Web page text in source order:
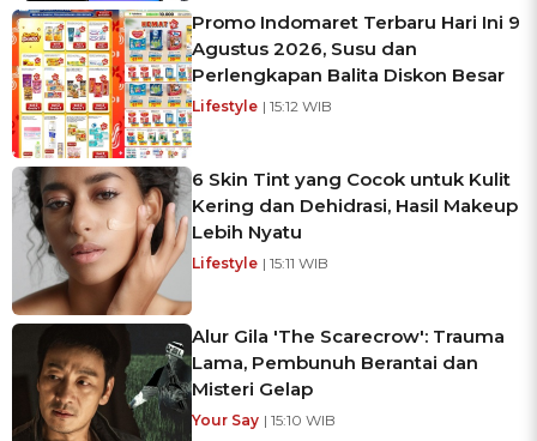
Promo Indomaret Terbaru Hari Ini 9
Agustus 2026, Susu dan
Perlengkapan Balita Diskon Besar
Lifestyle | 15:12 WIB
6 Skin Tint yang Cocok untuk Kulit
Kering dan Dehidrasi, Hasil Makeup
Lebih Nyatu
Lifestyle | 15:11 WIB
Alur Gila 'The Scarecrow': Trauma
Lama, Pembunuh Berantai dan
Misteri Gelap
Your Say | 15:10 WIB